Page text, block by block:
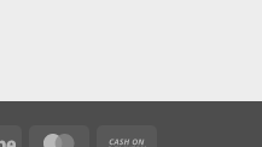
Stripe MasterCard